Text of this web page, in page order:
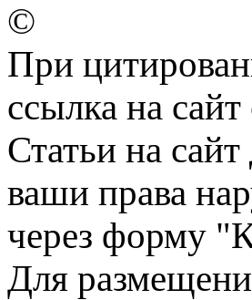
©
При
ссылка на сайт
Статьи на
ваши права
через форму
Для